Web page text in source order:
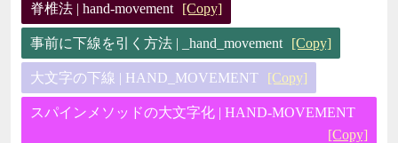
脊椎法 | hand-movement [Copy]
事前に下線を引く方法 | _hand_movement [Copy]
大文字の下線 | HAND_MOVEMENT [Copy]
スパインメソッドの大文字化 | HAND-MOVEMENT
[Copy]